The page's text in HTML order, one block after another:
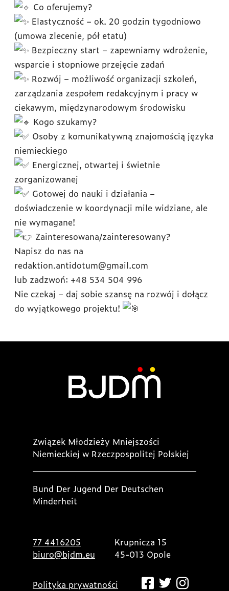
Co oferujemy?
Elastyczność – ok. 20 godzin tygodniowo
(umowa zlecenie, pół etatu)
Bezpieczny start – zapewniamy wdrożenie,
wsparcie i stopniowe przejęcie zadań
Rozwój – możliwość organizacji szkoleń,
zarządzania zespołem redakcyjnym i pracy w
ciekawym, międzynarodowym środowisku
Kogo szukamy?
Osoby z komunikatywną znajomością języka
niemieckiego
Energicznej, otwartej i świetnie
zorganizowanej
Gotowej do nauki i działania –
doświadczenie w koordynacji mile widziane, ale
nie wymagane!
Zainteresowana/zainteresowany?
Napisz do nas na
redaktion.antidotum@gmail.com
lub zadzwoń: +48 534 504 996
Nie czekaj – daj sobie szansę na rozwój i dołącz
do wyjątkowego projektu!
Związek Młodzieży Mniejszości
Niemieckiej w Rzeczpospolitej Polskiej
Bund Der Jugend Der Deutschen
Minderheit
77 4416205
biuro@bjdm.eu
Krupnicza 15
45-013 Opole
Polityka prywatności